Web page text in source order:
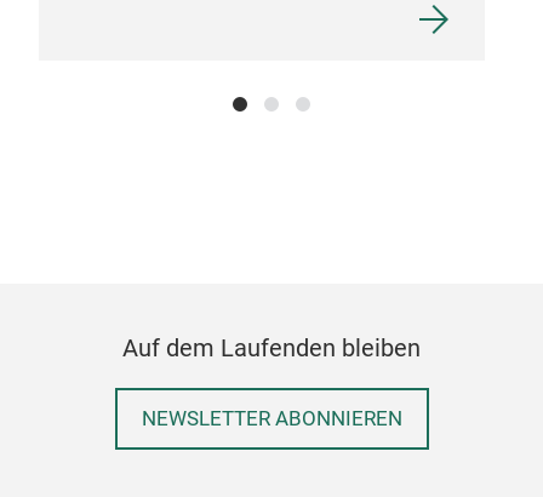
Auf dem Laufenden bleiben
NEWSLETTER ABONNIEREN